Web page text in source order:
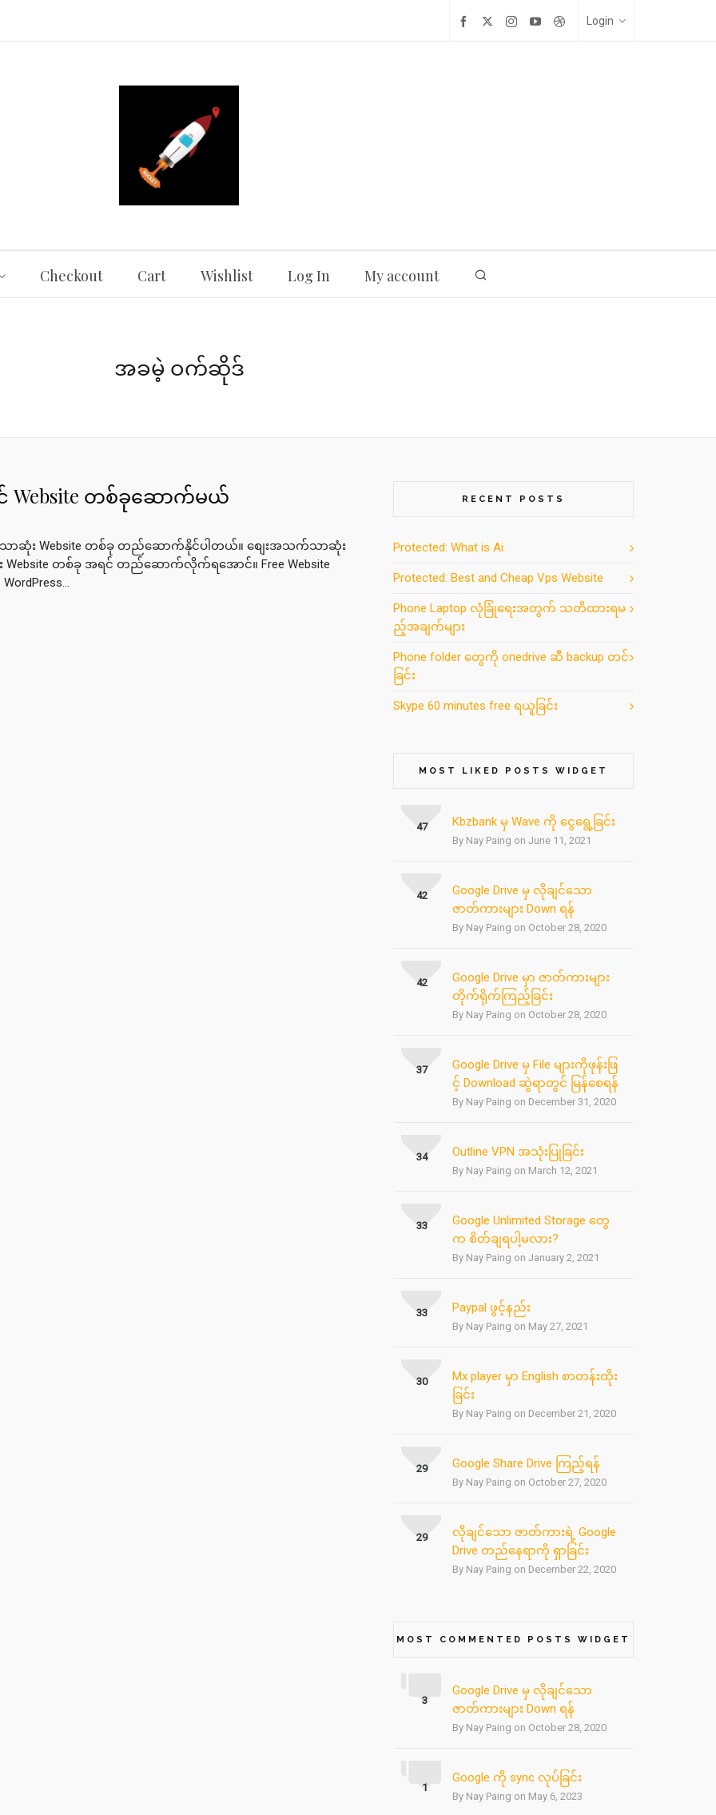
Login
Checkout Cart Wishlist Log In My account
အခမဲ့ ဝက်ဆိုဒ်
တစ်ခုဆောက်မယ်
ဆုံး Website တစ်ခု တည်ဆောက်နိုင်ပါတယ်။ စျေးအသက်သာဆုံး
း Website တစ်ခု အရင် တည်ဆောက်လိုက်ရအောင်။ Free Website
RECENT POSTS
Protected: What is Ai
Protected: Best and Cheap Vps Website
Phone Laptop လုံခြုံရေးအတွက် သတိထားရမ
ည့်အချက်များ
Phone folder တွေကို onedrive ဆီ backup တင်
ခြင်း
Skype 60 minutes free ရယူခြင်း
MOST LIKED POSTS WIDGET
Kbzbank မှ Wave ကို ငွေရွေ့ခြင်း
By Nay Paing on June 11, 2021
47
Google Drive မှ လိုချင်သော
ဇာတ်ကားများ Down ရန်
By Nay Paing on October 28, 2020
42
Google Drive မှာ ဇာတ်ကားများ
တိုက်ရိုက်ကြည့်ခြင်း
By Nay Paing on October 28, 2020
42
Google Drive မှ File များကိုဖုန်းဖြ
င့် Download ဆွဲရာတွင် မြန်စေရန်
By Nay Paing on December 31, 2020
37
Outline VPN အသုံးပြုခြင်း
By Nay Paing on March 12, 2021
34
Google Unlimited Storage တွေ
က စိတ်ချရပါ့မလား?
By Nay Paing on January 2, 2021
33
Paypal ဖွင့်နည်း
By Nay Paing on May 27, 2021
33
Mx player မှာ English စာတန်းထိုး
ခြင်း
By Nay Paing on December 21, 2020
30
Google Share Drive ကြည့်ရန်
By Nay Paing on October 27, 2020
29
လိုချင်သော ဇာတ်ကားရဲ့ Google
Drive တည်နေရာကို ရှာခြင်း
By Nay Paing on December 22, 2020
29
MOST COMMENTED POSTS WIDGET
Google Drive မှ လိုချင်သော
ဇာတ်ကားများ Down ရန်
By Nay Paing on October 28, 2020
3
Google ကို sync လုပ်ခြင်း
By Nay Paing on May 6, 2023
1